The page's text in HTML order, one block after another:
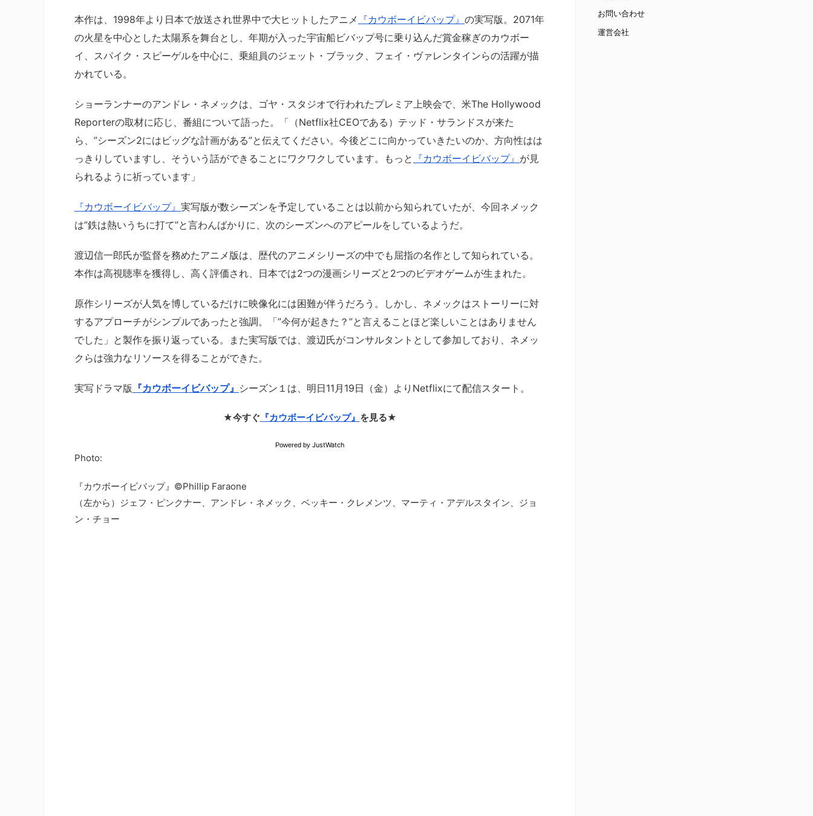
本作は、1998年より日本で放送され世界中で大ヒットしたアニメ 『カウボーイビバップ』 の実写版。2071年
の火星を中心とした太陽系を舞台とし、年期が入った宇宙船ビバップ号に乗り込んだ賞金稼ぎのカウボー
イ、スパイク・スピーゲルを中心に、乗組員のジェット・ブラック、フェイ・ヴァレンタインらの活躍が描
かれている。
ショーランナーのアンドレ・ネメックは、ゴヤ・スタジオで行われたプレミア上映会で、米The Hollywood
Reporterの取材に応じ、番組について語った。「（Netflix社CEOである）テッド・サランドスが来た
ら、”シーズン2にはビッグな計画がある”と伝えてください。今後どこに向かっていきたいのか、方向性はは
っきりしていますし、そういう話ができることにワクワクしています。もっと 『カウボーイビバップ』 が見
られるように祈っています」
『カウボーイビバップ』 実写版が数シーズンを予定していることは以前から知られていたが、今回ネメック
は”鉄は熱いうちに打て”と言わんばかりに、次のシーズンへのアピールをしているようだ。
渡辺信一郎氏が監督を務めたアニメ版は、歴代のアニメシリーズの中でも屈指の名作として知られている。
本作は高視聴率を獲得し、高く評価され、日本では2つの漫画シリーズと2つのビデオゲームが生まれた。
原作シリーズが人気を博しているだけに映像化には困難が伴うだろう。しかし、ネメックはストーリーに対
するアプローチがシンプルであったと強調。「”今何が起きた？”と言えることほど楽しいことはありません
でした」と製作を振り返っている。また実写版では、渡辺氏がコンサルタントとして参加しており、ネメッ
クらは強力なリソースを得ることができた。
実写ドラマ版 『カウボーイビバップ』 シーズン１は、明日11月19日（金）よりNetflixにて配信スタート。
★今すぐ 『カウボーイビバップ』 を見る★
Powered by JustWatch
Photo:
『カウボーイビバップ』©Phillip Faraone
（左から）ジェフ・ピンクナー、アンドレ・ネメック、ベッキー・クレメンツ、マーティ・アデルスタイン、ジョ
ン・チョー
お問い合わせ
運営会社